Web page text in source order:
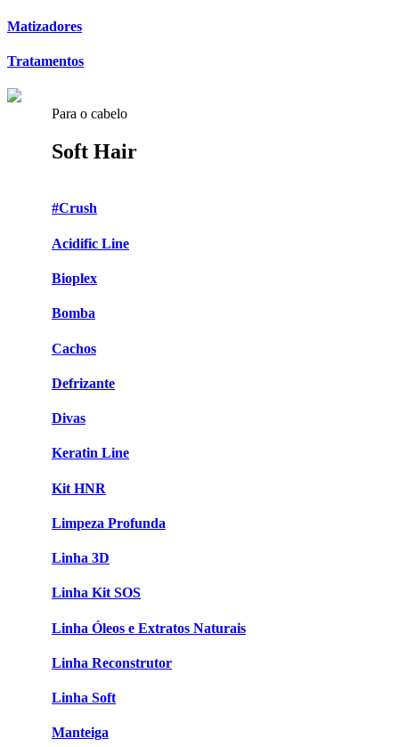
Matizadores
Tratamentos
Para o cabelo
Soft Hair
#Crush
Acidific Line
Bioplex
Bomba
Cachos
Defrizante
Divas
Keratin Line
Kit HNR
Limpeza Profunda
Linha 3D
Linha Kit SOS
Linha Óleos e Extratos Naturais
Linha Reconstrutor
Linha Soft
Manteiga